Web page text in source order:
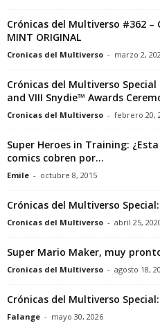
Crónicas del Multiverso #362 –
MINT ORIGINAL
Cronicas del Multiverso - marzo 2,
Crónicas del Multiverso
and VIII Snydie™ Awards
Cronicas del Multiverso - febrero 20,
Super Heroes in Training:
comics cobren por...
Emile - octubre 8, 2015
Crónicas del Multiverso
Cronicas del Multiverso - abril 25,
Super Mario Maker, muy
Cronicas del Multiverso - agosto 18,
Crónicas del Multiverso
Falange - mayo 30, 2026